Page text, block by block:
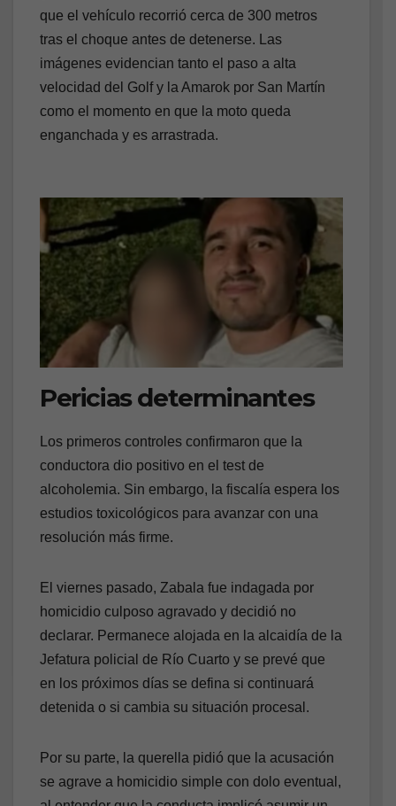
que el vehículo recorrió cerca de 300 metros
tras el choque antes de detenerse. Las
imágenes evidencian tanto el paso a alta
velocidad del Golf y la Amarok por San Martín
como el momento en que la moto queda
enganchada y es arrastrada.
Pericias determinantes
Los primeros controles confirmaron que la
conductora dio positivo en el test de
alcoholemia. Sin embargo, la fiscalía espera los
estudios toxicológicos para avanzar con una
resolución más firme.
El viernes pasado, Zabala fue indagada por
homicidio culposo agravado y decidió no
declarar. Permanece alojada en la alcaidía de la
Jefatura policial de Río Cuarto y se prevé que
en los próximos días se defina si continuará
detenida o si cambia su situación procesal.
Por su parte, la querella pidió que la acusación
se agrave a homicidio simple con dolo eventual,